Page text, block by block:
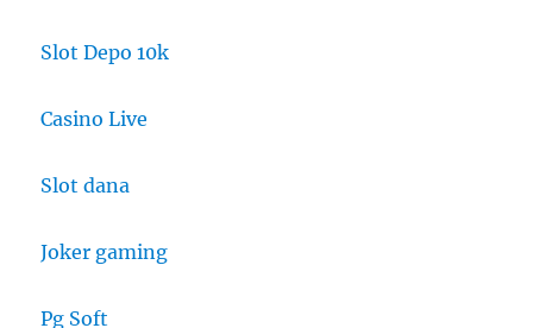
Slot Depo 10k
Casino Live
Slot dana
Joker gaming
Pg Soft